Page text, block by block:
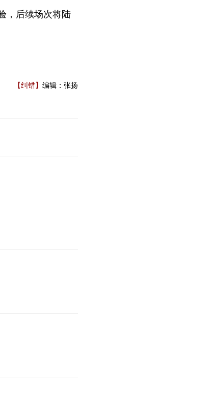
，后续场次将陆
【纠错】 编辑：张扬